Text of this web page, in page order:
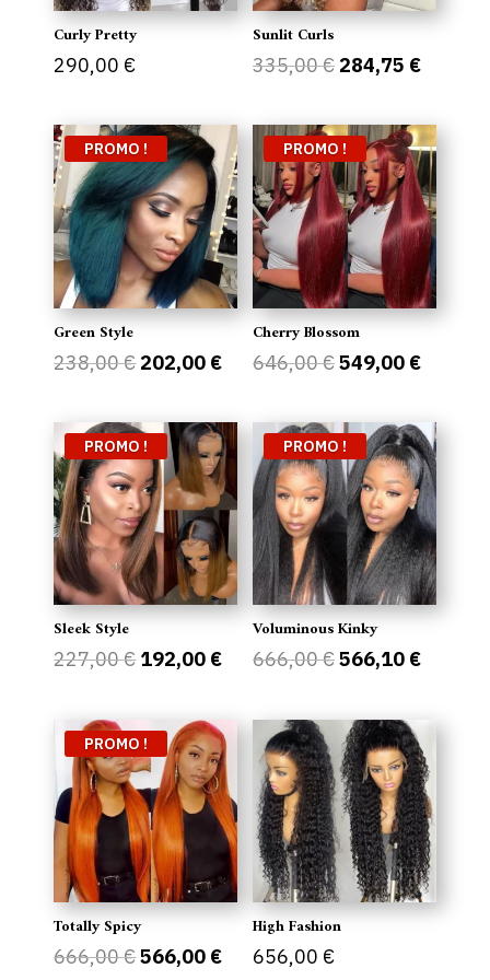
Curly Pretty
290,00 €
Sunlit Curls
335,00€ Le
initial
était :
335,00 €.
284,75 €Le
actuel
est :
284,75
PROMO !
Green Style
238,00€Le
initial
était :
238,00 €.
202,00 €Le
actuel
est :
202,00 €.
PROMO !
Cherry Blossom
646,00€Le
initial
était :
646,00 €.
549,00 €Le
actuel
est :
549,00
PROMO !
Sleek Style
227,00€Le
initial
était :
227,00 €.
192,00 €Le
actuel
est :
192,00 €.
PROMO !
Voluminous Kinky
666,00€Le
initial
était :
666,00 €.
566,10 €Le
est :
566,10
PROMO !
Totally Spicy
666,00€Le
566,00 €Le
High Fashion
656,00 €